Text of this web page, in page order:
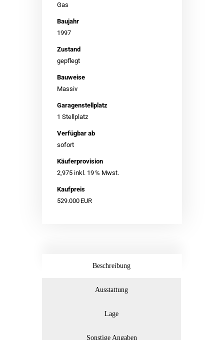
Gas
Baujahr
1997
Zustand
gepflegt
Bauweise
Massiv
Garagen­stellplatz
1 Stellplatz
Verfügbar ab
sofort
Käufer­provision
2,975 inkl. 19 % Mwst.
Kaufpreis
529.000 EUR
Beschreibung
Ausstattung
Lage
Sonstige Angaben